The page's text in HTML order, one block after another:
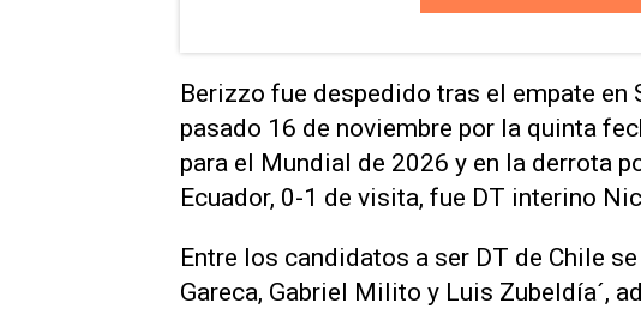
Berizzo fue despedido tras el empate en
pasado 16 de noviembre por la quinta
para el Mundial de 2026 y en la derrota
Ecuador, 0-1 de visita, fue DT interino
Entre los candidatos a ser DT de Chile
Gareca, Gabriel Milito y Luis Zubeldía´,